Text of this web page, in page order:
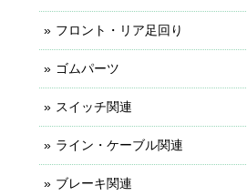
フロント・リア足回り
ゴムパーツ
スイッチ関連
ライン・ケーブル関連
ブレーキ関連